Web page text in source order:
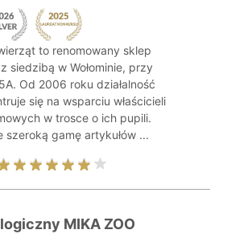
to renomowany sklep
siedzibą w Wołominie, przy
Od 2006 roku działalność
się na wsparciu właścicieli
w trosce o ich pupili.
szeroką gamę artykułów ...
MIKA ZOO